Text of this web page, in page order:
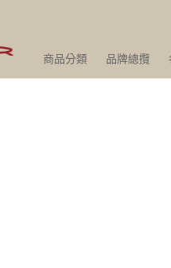
商品分類 品牌總攬